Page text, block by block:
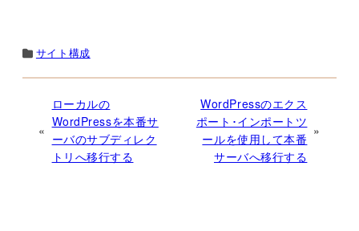
サイト構成
«
ローカルの
WordPressを本番サ
ーバのサブディレク
トリへ移行する
WordPressのエクス
ポート･インポートツ
ールを使用して本番
サーバへ移行する
»